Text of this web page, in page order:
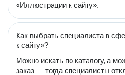
«Иллюстрации к сайту».
Как выбрать специалиста в
к сайту»?
Можно искать по каталогу, а
заказ — тогда специалисты